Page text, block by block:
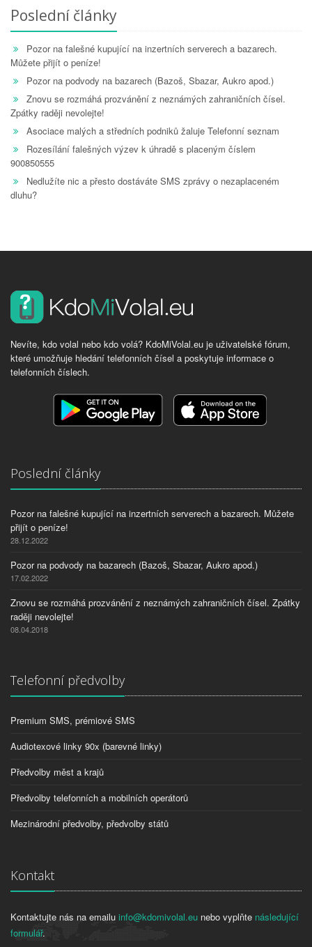
Poslední články
Pozor na falešné kupující na inzertních serverech a bazarech.
Můžete přijít o peníze!
Pozor na podvody na bazarech (Bazoš, Sbazar, Aukro apod.)
Znovu se rozmáhá prozvánění z neznámých zahraničních čísel.
Zpátky raději nevolejte!
Asociace malých a středních podniků žaluje Telefonní seznam
Rozesílání falešných výzev k úhradě s placeným číslem
900850555
Nedlužíte nic a přesto dostáváte SMS zprávy o nezaplaceném
dluhu?
Nevíte, kdo volal nebo kdo volá? KdoMiVolal.eu je uživatelské fórum,
které umožňuje hledání telefonních čísel a poskytuje informace o
telefonních číslech.
Poslední články
Pozor na falešné kupující na inzertních serverech a bazarech. Můžete
přijít o peníze!
28.12.2022
Pozor na podvody na bazarech (Bazoš, Sbazar, Aukro apod.)
17.02.2022
Znovu se rozmáhá prozvánění z neznámých zahraničních čísel. Zpátky
raději nevolejte!
08.04.2018
Telefonní předvolby
Premium SMS, prémiové SMS
Audiotexové linky 90x (barevné linky)
Předvolby měst a krajů
Předvolby telefonních a mobilních operátorů
Mezinárodní předvolby, předvolby států
Kontakt
Kontaktujte nás na emailu info@kdomivolal.eu nebo vyplňte následující
formulář.